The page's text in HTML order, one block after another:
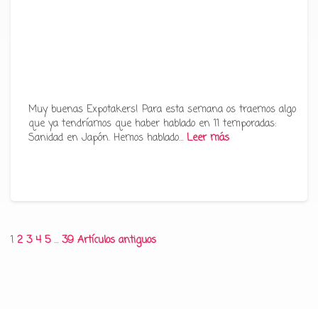
Muy buenas Expotakers! Para esta semana os traemos algo
que ya tendríamos que haber hablado en 11 temporadas:
Sanidad en Japón. Hemos hablado… Leer más
Paginación
1 2 3 4 5 … 39 Artículos antiguos